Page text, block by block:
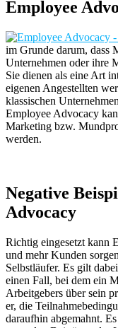
Employee
im Grunde darum, dass
Unternehmen oder ihre
Sie dienen als eine Art
eigenen Angestellten
klassischen
Employee Advocacy
Marketing bzw.
werden.
Negative
Advocacy
Richtig eingesetzt kann
und mehr Kunden
Selbstläufer. Es gilt
einen Fall, bei dem ein
Arbeitgebers über sein
er, die
daraufhin abgemahnt.